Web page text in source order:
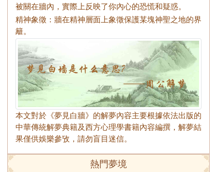
被關在牆內，實際上反映了你內心的恐慌和疑惑。
精神象徵：牆在精神層面上象徵保護某塊神聖之地的界
籬。
本文對於《夢見白牆》的解夢內容主要根據依法出版的
中華傳統解夢典籍及西方心理學書籍內容編撰，解夢結
果僅供娛樂參攷，請勿盲目迷信。
熱門夢境